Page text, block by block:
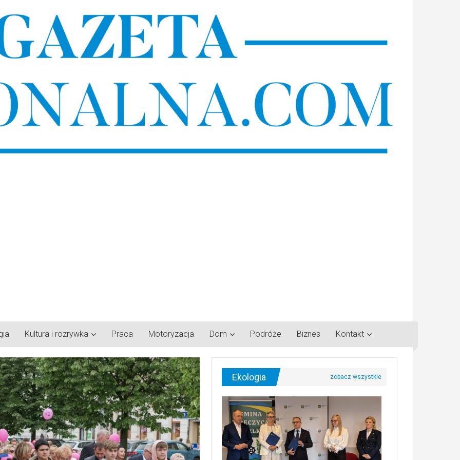
Kultura i rozrywka Praca Motoryzacja Dom Podróże Biznes Kontakt
Ekologia